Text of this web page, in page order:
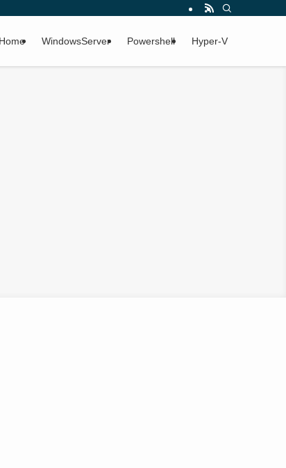
Home WindowsServer Powershell Hyper-V